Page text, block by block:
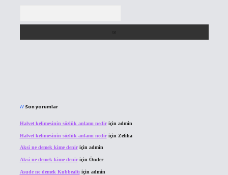
Son yorumlar
Halvet kelimesinin sözlük anlamı nediriçin admin
Halvet kelimesinin sözlük anlamı nediriçin Zeliha
Aksi ne demek kime deniriçin admin
Aksi ne demek kime deniriçin Önder
Asude ne demek Kubbealtı için admin